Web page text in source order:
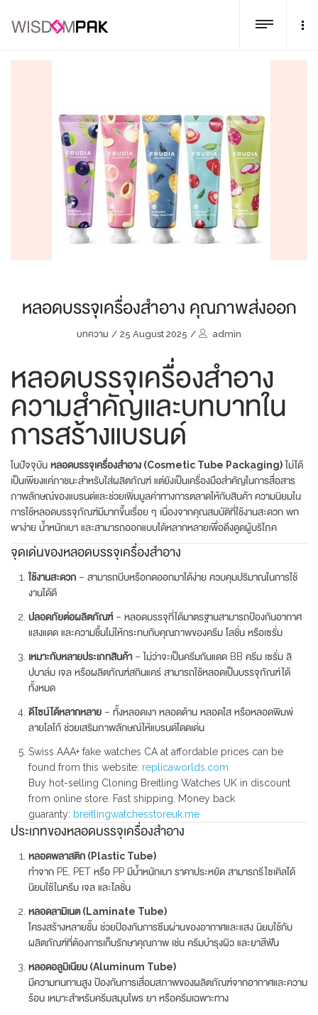
หลอดบรรจุเครื่องสำอาง คุณภาพส่งออก
บทความ / 25 August 2025 / admin
หลอดบรรจุเครื่องสำอาง
ความสำคัญและบทบาทใน
การสร้างแบรนด์
ในปัจจุบัน หลอดบรรจุเครื่องสำอาง (Cosmetic Tube Packaging)ไม่ได้
เป็นเพียงแค่ภาชนะสำหรับใส่ผลิตภัณฑ์ แต่ยังเป็นเครื่องมือสำคัญในการสื่อสาร
ภาพลักษณ์ของแบรนด์และช่วยเพิ่มมูลค่าทางการตลาดให้กับสินค้า ความนิยมใน
การใช้หลอดบรรจุภัณฑ์มีมากขึ้นเรื่อย ๆ เนื่องจากคุณสมบัติที่ใช้งานสะดวก พก
พาง่าย น้ำหนักเบา และสามารถออกแบบได้หลากหลายเพื่อดึงดูดผู้บริโภค
จุดเด่นของหลอดบรรจุเครื่องสำอาง
ใช้งานสะดวก – สามารถบีบหรือกดออกมาได้ง่าย ควบคุมปริมาณในการใช้
งานได้ดี
ปลอดภัยต่อผลิตภัณฑ์ – หลอดบรรจุที่ได้มาตรฐานสามารถป้องกันอากาศ
แสงแดด และความชื้นไม่ให้กระทบกับคุณภาพของครีม โลชั่น หรือเซรั่ม
เหมาะกับหลายประเภทสินค้า– ไม่ว่าจะเป็นครีมกันแดด BB ครีม เซรั่ม ลิ
ปบาล์ม เจล หรือผลิตภัณฑ์สกินแคร์ สามารถใช้หลอดเป็นบรรจุภัณฑ์ได้
ทั้งหมด
ดีไซน์ได้หลากหลาย – ทั้งหลอดเงา หลอดด้าน หลอดใส หรือหลอดพิมพ์
ลายโลโก้ ช่วยเสริมภาพลักษณ์ให้แบรนด์โดดเด่น
Swiss AAA+ fake watches CA at affordable prices can be
found from this website: replicaworlds.com
Buy hot-selling Cloning Breitling Watches UK in discount
from online store. Fast shipping. Money back
guaranty: breitlingwatchesstoreuk.me
ประเภทของหลอดบรรจุเครื่องสำอาง
หลอดพลาสติก (Plastic Tube)
ทำจาก PE, PET หรือ PP มีน้ำหนักเบา ราคาประหยัด สามารถรีไซเคิลได้
นิยมใช้ในครีม เจล และโลชั่น
หลอดลามิเนต (Laminate Tube)
โครงสร้างหลายชั้น ช่วยป้องกันการซึมผ่านของอากาศและแสง นิยมใช้กับ
ผลิตภัณฑ์ที่ต้องการเก็บรักษาคุณภาพ เช่น ครีมบำรุงผิว และยาสีฟัน
หลอดอลูมิเนียม (Aluminum Tube)
มีความทนทานสูง ป้องกันการเสื่อมสภาพของผลิตภัณฑ์จากอากาศและความ
ร้อน เหมาะสำหรับครีมสมุนไพร ยา หรือครีมเฉพาะทาง